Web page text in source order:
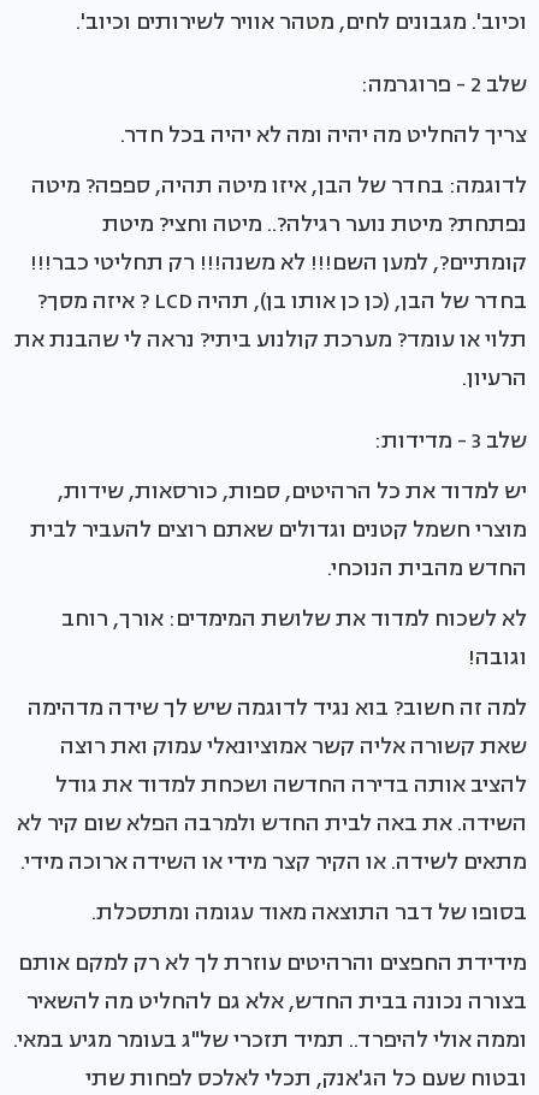
וכיוב'. מגבונים לחים, מטהר אוויר לשירותים וכיוב'.
שלב 2 - פרוגרמה:
צריך להחליט מה יהיה ומה לא יהיה בכל חדר.
לדוגמה: בחדר של הבן, איזו מיטה תהיה, ספפה? מיטה
נפתחת? מיטת נוער רגילה?.. מיטה וחצי? מיטת
קומתיים?, למען השם!!! לא משנה!!! רק תחליטי כבר!!!
בחדר של הבן, (כן כן אותו בן), תהיה LCD ? איזה מסך?
תלוי או עומד? מערכת קולנוע ביתי? נראה לי שהבנת את
הרעיון.
שלב 3 - מדידות:
יש למדוד את כל הרהיטים, ספות, כורסאות, שידות,
מוצרי חשמל קטנים וגדולים שאתם רוצים להעביר לבית
החדש מהבית הנוכחי.
לא לשכוח למדוד את שלושת המימדים: אורך, רוחב
וגובה!
למה זה חשוב? בוא נגיד לדוגמה שיש לך שידה מדהימה
שאת קשורה אליה קשר אמוציונאלי עמוק ואת רוצה
להציב אותה בדירה החדשה ושכחת למדוד את גודל
השידה. את באה לבית החדש ולמרבה הפלא שום קיר לא
מתאים לשידה. או הקיר קצר מידי או השידה ארוכה מידי.
בסופו של דבר התוצאה מאוד עגומה ומתסכלת.
מידידת החפצים והרהיטים עוזרת לך לא רק למקם אותם
בצורה נכונה בבית החדש, אלא גם להחליט מה להשאיר
וממה אולי להיפרד.. תמיד תזכרי של"ג בעומר מגיע במאי.
ובטוח שעם כל הג'אנק, תכלי לאלכס לפחות שתי